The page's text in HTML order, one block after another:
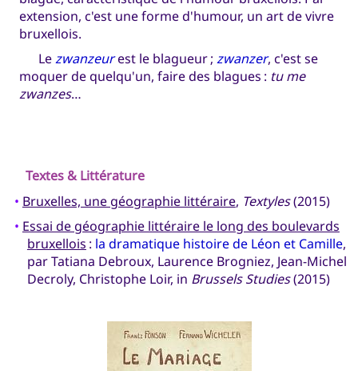
extension, c'est une forme d'humour, un art de vivre
bruxellois.
Lezwanzeurest le blagueur ; zwanzer, c'est se
moquer de quelqu'un, faire des blagues : tu me
zwanzes…
Textes & Littérature
• Bruxelles, une géographie littéraire, Textyles(2015)
• Essai de géographie littéraire le long des boulevards
bruxellois : la dramatique histoire de Léon et Camille,
par Tatiana Debroux, Laurence Brogniez, Jean-Michel
Decroly, Christophe Loir, in Brussels Studies(2015)